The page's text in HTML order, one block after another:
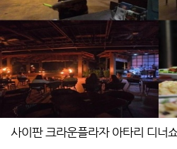
사이판 크라운플라자 아타리 디너